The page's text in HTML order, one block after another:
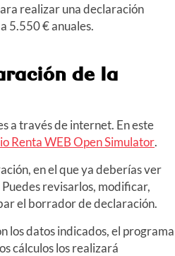
realizar una declaración
5.550 € anuales.
de la
a través de internet. En este
Renta WEB Open Simulator.
en el que ya deberías ver
revisarlos, modificar,
el borrador de declaración.
los datos indicados, el programa
cálculos los realizará